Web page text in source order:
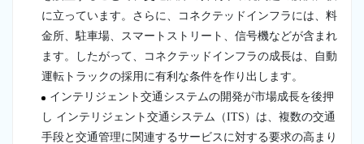
に立っています。さらに、コネクテッドインフラには、料
金所、駐車場、スマートストリート、信号機などが含まれ
ます。したがって、コネクテッドインフラの成長は、自動
運転トラックの採用に有利な条件を作り出します。
インテリジェント交通システムの開発が市場成長を後押
し インテリジェント交通システム（ITS）は、複数の交通
手段と交通管理に関連するサービスに対する要求の高まり